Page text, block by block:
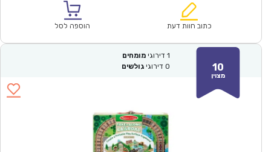
₪36.00.
הוא:
כתוב חוות דעת הוספה לסל
10
מצוין
1 דירוגי מומחים
0 דירוגי גולשים